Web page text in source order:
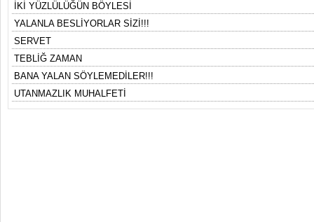
İKİ YÜZLÜLÜĞÜN BÖYLESİ
YALANLA BESLİYORLAR SİZİ!!!
SERVET
TEBLİĞ ZAMAN
BANA YALAN SÖYLEMEDİLER!!!
UTANMAZLIK MUHALFETİ